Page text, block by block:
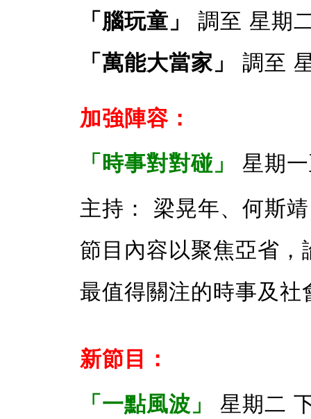
「腦玩童」
調至 星期
「萬能大當家」
調至
加強陣容：
「時事對對碰」
星期
主持： 梁晃年、何斯
節目內容以聚焦亞省
最值得關注的時事及社
新節目：
「一點風波」
星期二